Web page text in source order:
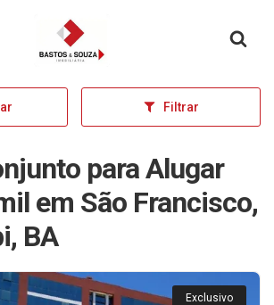
Página inicial
Filtrar
para Alugar
em São Francisco,
BA
Exclusivo